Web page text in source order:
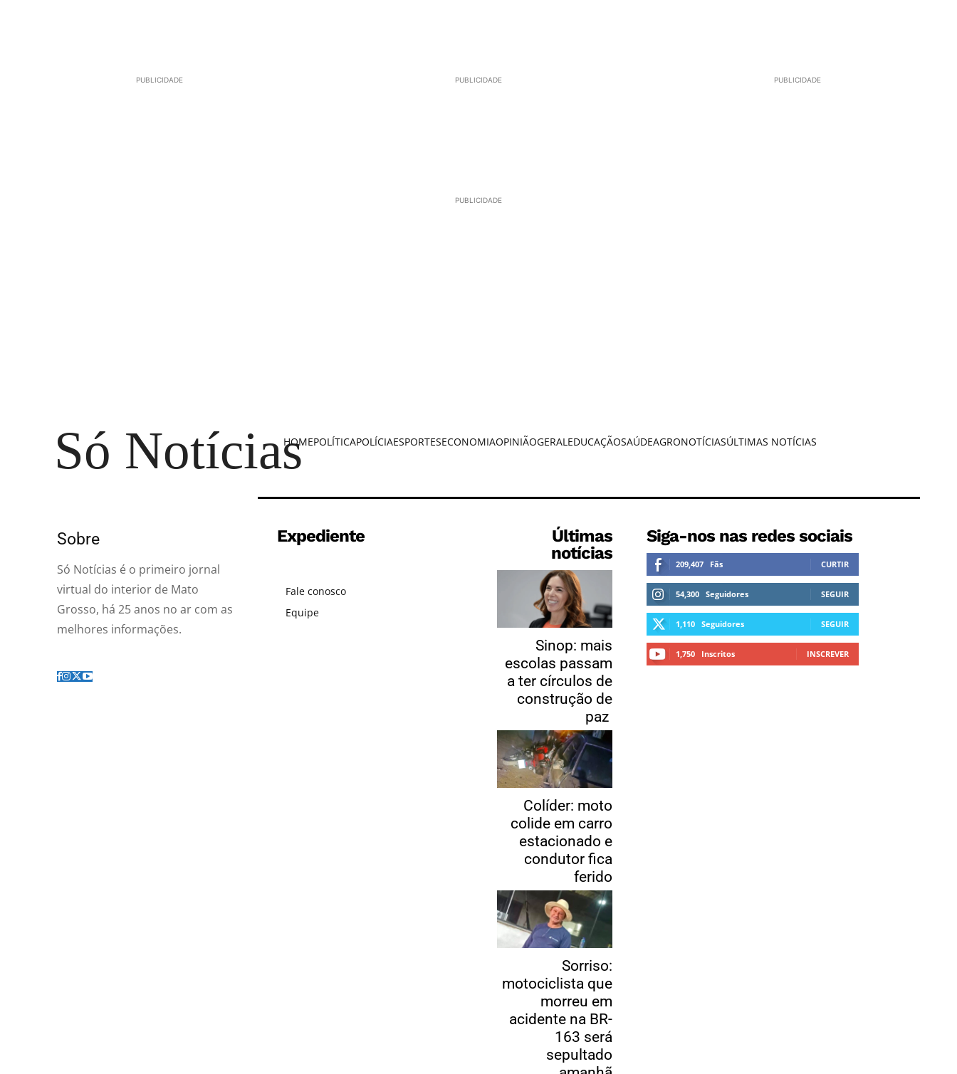
PUBLICIDADE PUBLICIDADE PUBLICIDADE
PUBLICIDADE
Só Notícias
HOMEPOLÍTICAPOLÍCIAESPORTESECONOMIAOPINIÃOGERALEDUCAÇÃOSAÚDEAGRONOTÍCIASÚLTIMAS NOTÍCIAS
Sobre
Só Notícias é o primeiro jornal
virtual do interior de Mato
Grosso, há 25 anos no ar com as
melhores informações.
Expediente
Fale conosco
Equipe
Últimas
notícias
Sinop: mais
escolas passam
a ter círculos de
construção de
paz
Colíder: moto
colide em carro
estacionado e
condutor fica
ferido
Sorriso:
motociclista que
morreu em
acidente na BR-
163 será
sepultado
Siga-nos nas redes sociais
209,407 Fãs CURTIR
54,300 Seguidores SEGUIR
1,110 Seguidores SEGUIR
1,750 Inscritos INSCREVER